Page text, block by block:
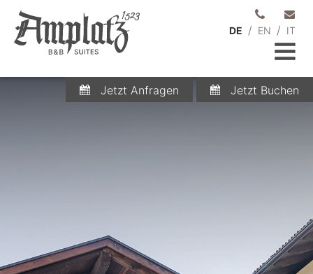
DE / EN / IT
Jetzt Anfragen Jetzt Buchen